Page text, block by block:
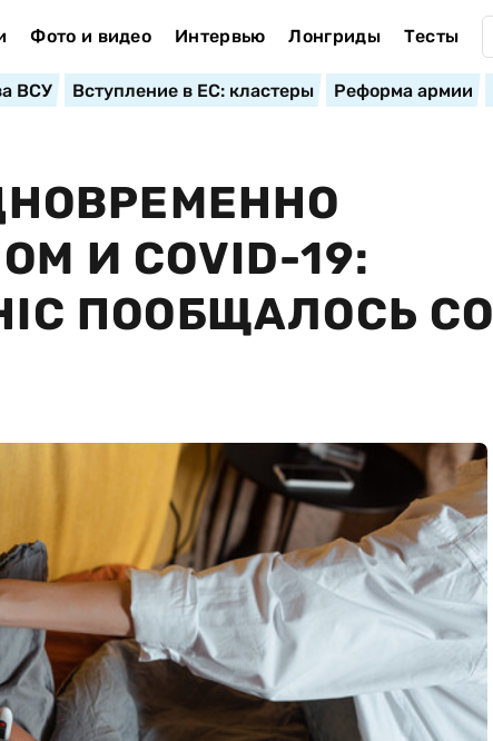
Фото и видео Интервью Лонгриды Тесты
ВСУ Вступление в ЕС: кластеры Реформа армии
И СOVID-19:
ПООБЩАЛОСЬ СО